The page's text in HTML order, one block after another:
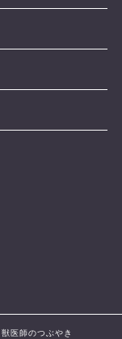
医師のつぶやき